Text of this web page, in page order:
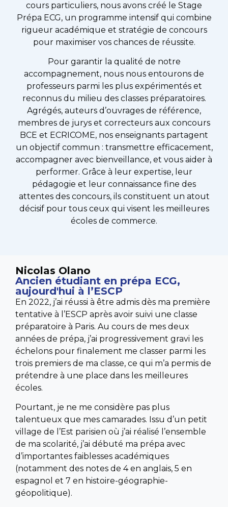
cours particuliers, nous avons créé le Stage
Prépa ECG, un programme intensif qui combine
rigueur académique et stratégie de concours
pour maximiser vos chances de réussite.
Pour garantir la qualité de notre
accompagnement, nous nous entourons de
professeurs parmi les plus expérimentés et
reconnus du milieu des classes préparatoires.
Agrégés, auteurs d’ouvrages de référence,
membres de jurys et correcteurs aux concours
BCE et ECRICOME, nos enseignants partagent
un objectif commun : transmettre efficacement,
accompagner avec bienveillance, et vous aider à
performer. Grâce à leur expertise, leur
pédagogie et leur connaissance fine des
attentes des concours, ils constituent un atout
décisif pour tous ceux qui visent les meilleures
écoles de commerce.
Nicolas Olano
Ancien étudiant en prépa ECG,
aujourd'hui à l’ESCP
En 2022, j’ai réussi à être admis dès ma première
tentative à l’ESCP après avoir suivi une classe
préparatoire à Paris. Au cours de mes deux
années de prépa, j’ai progressivement gravi les
échelons pour finalement me classer parmi les
trois premiers de ma classe, ce qui m’a permis de
prétendre à une place dans les meilleures
écoles.
Pourtant, je ne me considère pas plus
talentueux que mes camarades. Issu d’un petit
village de l’Est parisien où j’ai réalisé l’ensemble
de ma scolarité, j’ai débuté ma prépa avec
d’importantes faiblesses académiques
(notamment des notes de 4 en anglais, 5 en
espagnol et 7 en histoire-géographie-
géopolitique).